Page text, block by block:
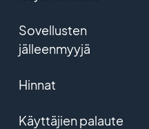
Sovellusten
jälleenmyyjä
Hinnat
Käyttäjien palaute